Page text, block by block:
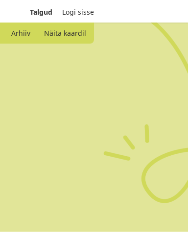
Talgud Logi sisse
Arhiiv Näita kaardil